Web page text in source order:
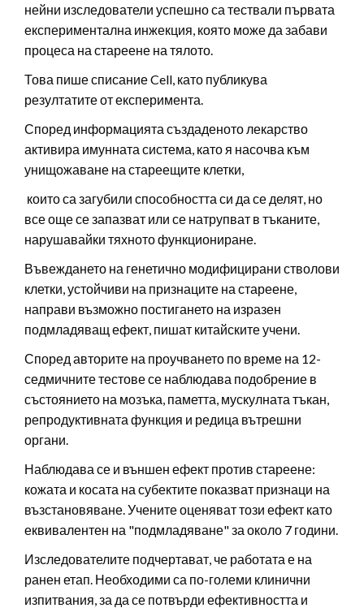
нейни изследователи успешно са тествали първата
експериментална инжекция, която може да забави
процеса на стареене на тялото.
Това пише списание Cell, като публикува
резултатите от експеримента.
Според информацията създаденото лекарство
активира имунната система, като я насочва към
унищожаване на стареещите клетки,
които са загубили способността си да се делят, но
все още се запазват или се натрупват в тъканите,
нарушавайки тяхното функциониране.
Въвеждането на генетично модифицирани стволови
клетки, устойчиви на признаците на стареене,
направи възможно постигането на изразен
подмладяващ ефект, пишат китайските учени.
Според авторите на проучването по време на 12-
седмичните тестове се наблюдава подобрение в
състоянието на мозъка, паметта, мускулната тъкан,
репродуктивната функция и редица вътрешни
органи.
Наблюдава се и външен ефект против стареене:
кожата и косата на субектите показват признаци на
възстановяване. Учените оценяват този ефект като
еквивалентен на "подмладяване" за около 7 години.
Изследователите подчертават, че работата е на
ранен етап. Необходими са по-големи клинични
изпитвания, за да се потвърди ефективността и